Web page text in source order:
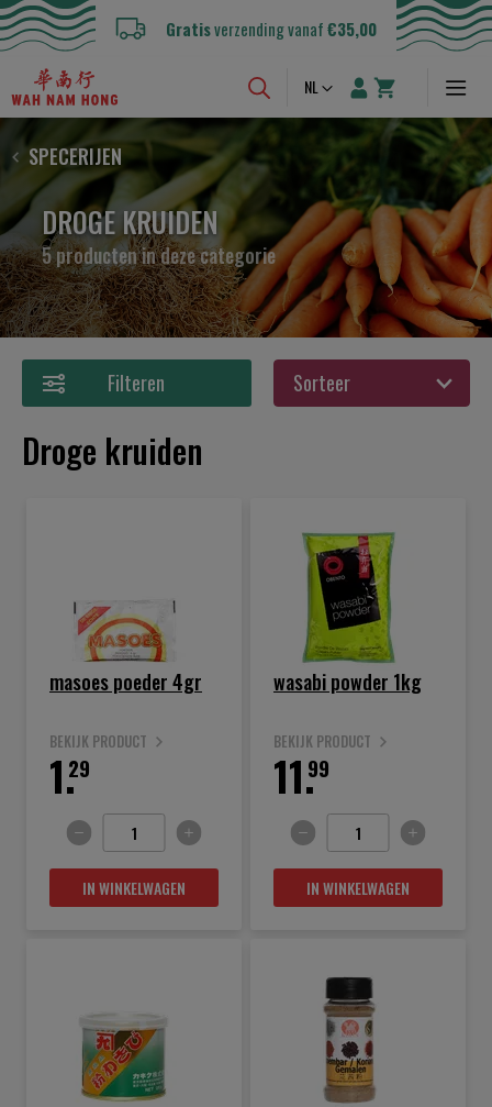
Gratisverzending vanaf€35,00
Taal
NL
SPECERIJEN
DROGE KRUIDEN
5 producten in deze categorie
Filteren
Droge kruiden
masoes poeder 4gr
BEKIJK PRODUCT
29
1.
IN WINKELWAGEN
wasabi powder 1kg
BEKIJK PRODUCT
99
11.
IN WINKELWAGEN